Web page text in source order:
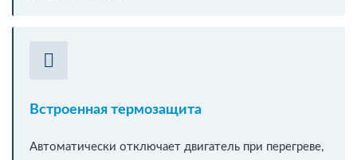
Встроенная термозащита
Автоматически отключает двигатель при перегреве,